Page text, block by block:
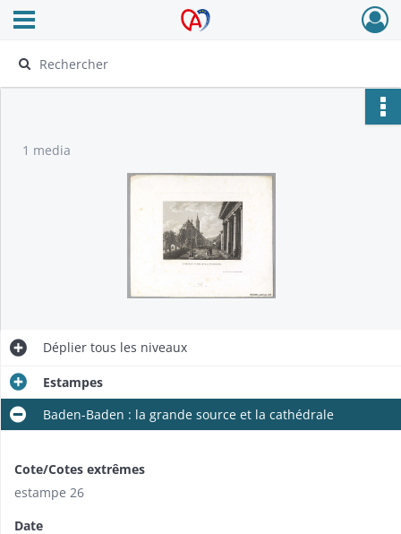
Archives Alsace - Colmar
Ouvrir le menu déroulant
1 media
Déplier tous les niveaux
Estampes
Baden-Baden : la grande source et la cathédrale
Cote/Cotes extrêmes
estampe 26
Date